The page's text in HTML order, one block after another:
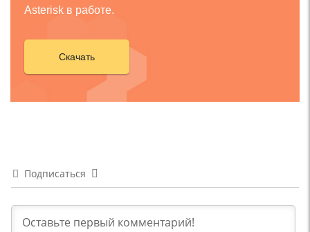
Asterisk в работе.
Скачать
Подписаться